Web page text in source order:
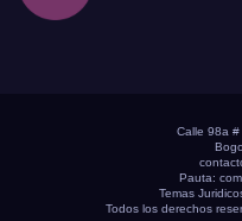
Calle 98a
Pauta:
Temas
Todos los derechos